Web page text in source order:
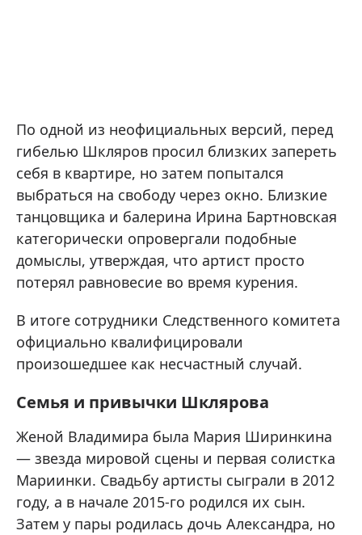
По одной из неофициальных версий, перед
гибелью Шкляров просил близких запереть
себя в квартире, но затем попытался
выбраться на свободу через окно. Близкие
танцовщика и балерина Ирина Бартновская
категорически опровергали подобные
домыслы, утверждая, что артист просто
потерял равновесие во время курения.
В итоге сотрудники Следственного комитета
официально квалифицировали
произошедшее как несчастный случай.
Семья и привычки Шклярова
Женой Владимира была Мария Ширинкина
— звезда мировой сцены и первая солистка
Мариинки. Свадьбу артисты сыграли в 2012
году, а в начале 2015-го родился их сын.
Затем у пары родилась дочь Александра, но